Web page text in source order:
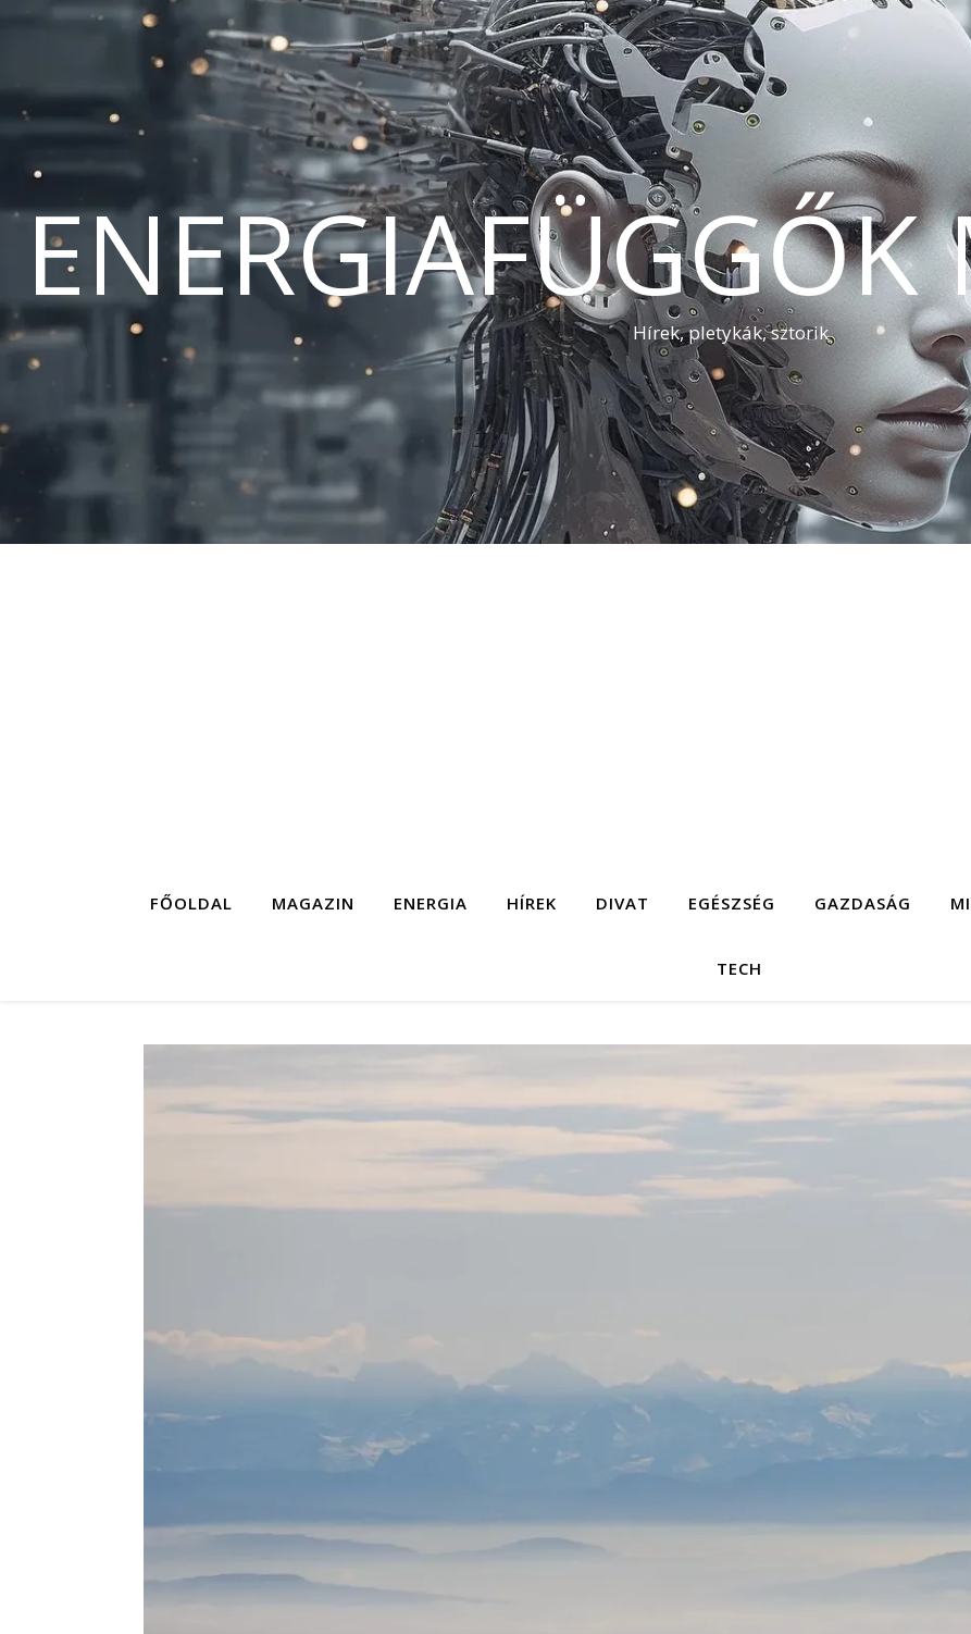
Hírek, pletykák, sztorik
FŐOLDAL MAGAZIN ENERGIA HÍREK DIVAT EGÉSZSÉG GAZDASÁG
TECH